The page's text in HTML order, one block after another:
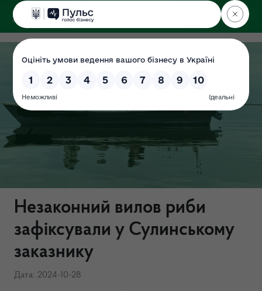
ДЕРЖЕКОІНСПЕКЦІЯ
Центрального округу
Незаконний вилов риби
зафіксували у Сулинському
заказнику
Дата: 2024-10-28